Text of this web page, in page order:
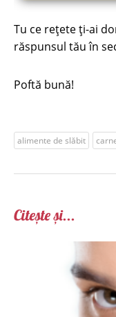
Tu ce rețete ți-ai
răspunsul tău în
Poftă bună!
alimente de slăbit
Citește și...